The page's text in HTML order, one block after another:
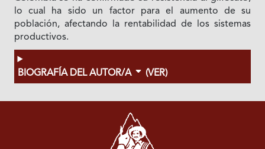
lo cual ha sido un factor para el aumento de su
población, afectando la rentabilidad de los sistemas
productivos.
BIOGRAFÍA DEL AUTOR/A (VER)